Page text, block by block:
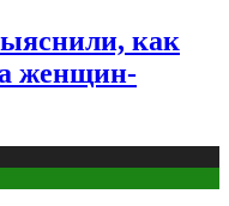
как
женщин-